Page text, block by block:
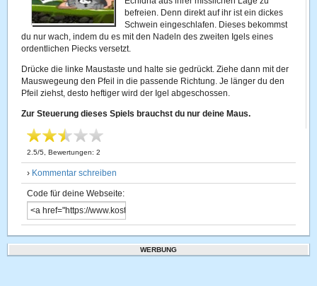
befreien. Denn direkt auf ihr ist ein dickes
Schwein eingeschlafen. Dieses bekommst
du nur wach, indem du es mit den Nadeln des zweiten Igels eines
ordentlichen Piecks versetzt.
Drücke die linke Maustaste und halte sie gedrückt. Ziehe dann mit der
Mauswegeung den Pfeil in die passende Richtung. Je länger du den
Pfeil ziehst, desto heftiger wird der Igel abgeschossen.
Zur Steuerung dieses Spiels brauchst du nur deine Maus.
2.5/5 , Bewertungen:2
› Kommentar schreiben
Code für deine Webseite:
WERBUNG